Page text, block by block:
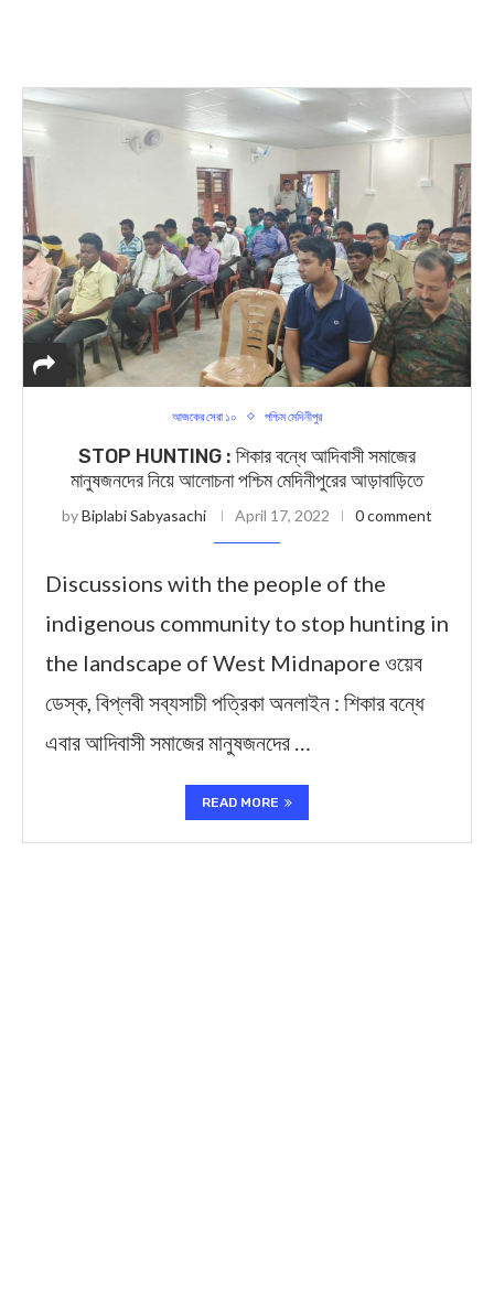
আজকের সেরা ১০ পশ্চিম মেদিনীপুর
STOP HUNTING : শিকার বন্ধে আদিবাসী সমাজের
মানুষজনদের নিয়ে আলোচনা পশ্চিম মেদিনীপুরের আড়াবাড়িতে
byBiplabi Sabyasachi April 17, 2022 0 comment
Discussions with the people of the
indigenous community to stop hunting in
the landscape of West Midnapore ওয়েব
ডেস্ক, বিপ্লবী সব্যসাচী পত্রিকা অনলাইন : শিকার বন্ধে
এবার আদিবাসী সমাজের মানুষজনদের …
READ MORE